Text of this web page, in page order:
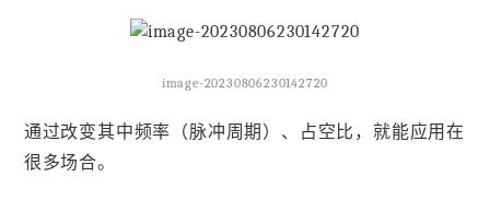
image-20230806230142720
通过改变其中频率（脉冲周期）、占空比，就能应用在
很多场合。